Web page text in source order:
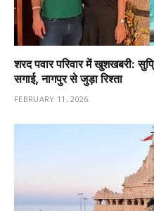
शरद पवार परिवार में खुशखबरी:
सगाई, नागपुर से जुड़ा रिश्ता
FEBRUARY 11, 2026